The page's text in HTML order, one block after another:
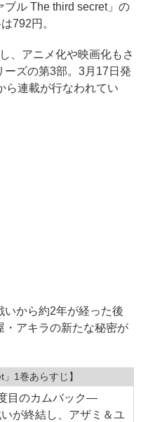
ル The third secret」の
792円。
、アニメ化や映画化もさ
ーズの第3部。3月17日発
ら連載が行なわれてい
から約2年が経った後
・アキラの新たな秘密が
1巻あらすじ】
目のカムバック―
が終結し、アザミ＆ユ